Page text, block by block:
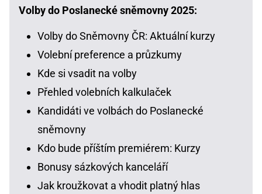
Volby do Poslanecké sněmovny 2025:
Volby do Sněmovny ČR: Aktuální kurzy
Volební preference a průzkumy
Kde si vsadit na volby
Přehled volebních kalkulaček
Kandidáti ve volbách do Poslanecké
sněmovny
Kdo bude příštím premiérem: Kurzy
Bonusy sázkových kanceláří
Jak kroužkovat a vhodit platný hlas